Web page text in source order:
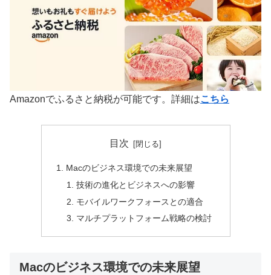
Amazonでふるさと納税が可能です。詳細はこちら
目次
Macのビジネス環境での未来展望
技術の進化とビジネスへの影響
モバイルワークフォースとの適合
マルチプラットフォーム戦略の検討
Macのビジネス環境での未来展望